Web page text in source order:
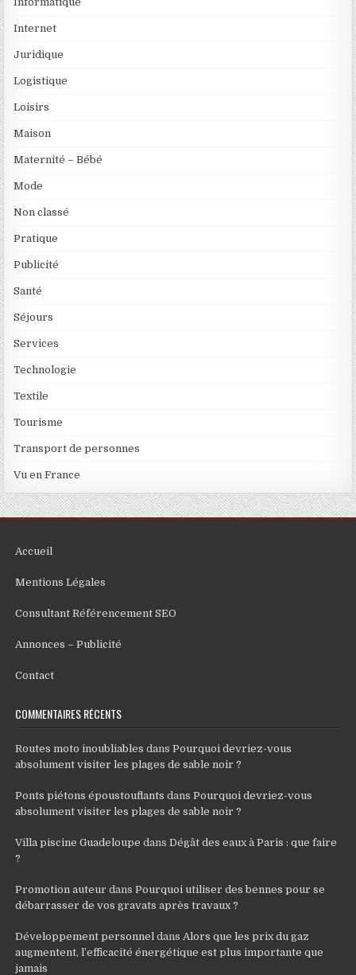
Internet
Juridique
Logistique
Loisirs
Maison
Maternité – Bébé
Mode
Non classé
Pratique
Publicité
Santé
Séjours
Services
Technologie
Textile
Tourisme
Transport de personnes
Vu en France
Accueil
Mentions Légales
Consultant Référencement SEO
Annonces – Publicité
Contact
COMMENTAIRES RÉCENTS
Routes moto inoubliables dansPourquoi devriez-vous
absolument visiter les plages de sable noir ?
Ponts piétons époustouflants dansPourquoi devriez-vous
absolument visiter les plages de sable noir ?
Villa piscine Guadeloupe dansDégât des eaux à Paris : que faire
?
Promotion auteur dansPourquoi utiliser des bennes pour se
débarrasser de vos gravats après travaux ?
Développement personnel dans Alors que les prix du gaz
augmentent, l’efficacité énergétique est plus importante que
jamais